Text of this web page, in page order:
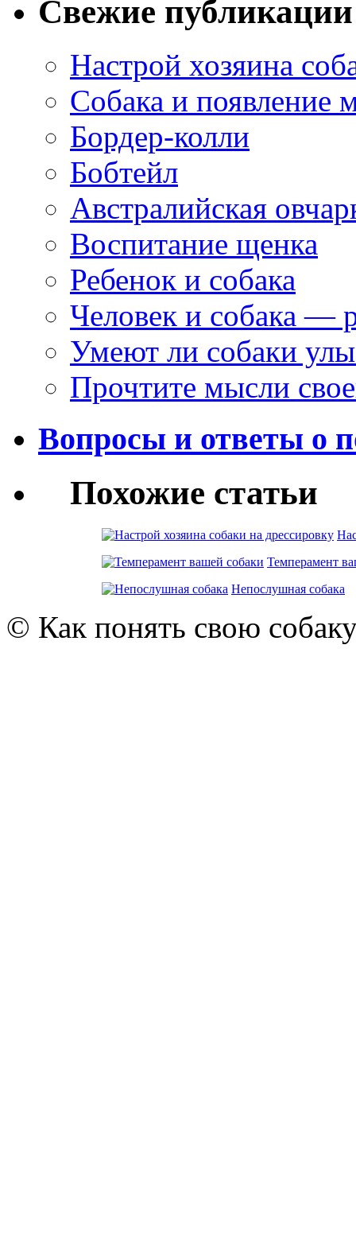
Свежие публикации
Настрой хозяина
Собака и появление
Бордер-колли
Бобтейл
Австралийская
Воспитание щенка
Ребенок и собака
Человек и собака —
Умеют ли собаки
Прочтите мысли
Вопросы и ответы о
Похожие статьи
Темперамент
Непослушная собака
© Как понять свою